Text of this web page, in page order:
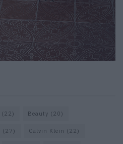
(22) Beauty (20)
(27) Calvin Klein (22)